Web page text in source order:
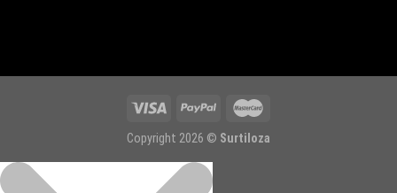
Copyright 2026 © Surtiloza